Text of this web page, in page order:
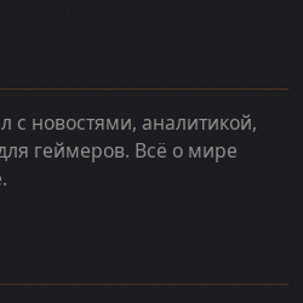
с новостями, аналитикой,
геймеров. Всё о мире